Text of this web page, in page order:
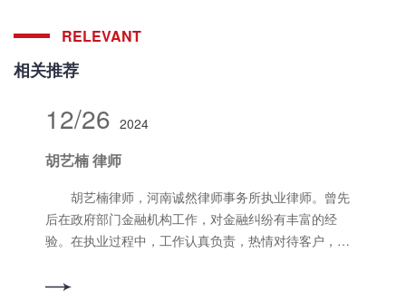
RELEVANT
相关推荐
12/26 2024
胡艺楠 律师
胡艺楠律师，河南诚然律师事务所执业律师。曾先
后在政府部门金融机构工作，对金融纠纷有丰富的经
验。在执业过程中，工作认真负责，热情对待客户，潜
务。 擅长业务领域：金融纠纷、侵权赔偿、婚姻家